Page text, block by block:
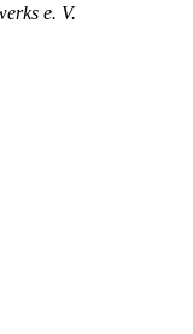
e. V.